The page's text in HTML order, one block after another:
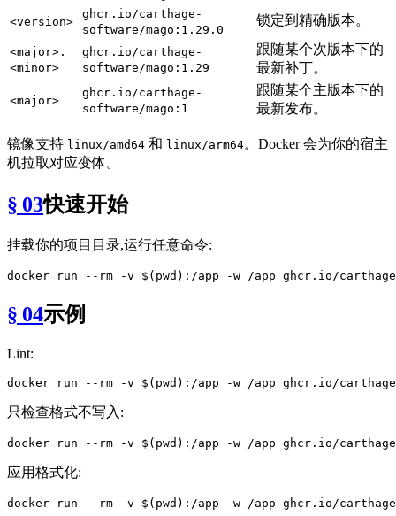
<version>
ghcr.io/carthage-
software/mago:1.29.0
锁定到精确版本。
<major>.
<minor>
ghcr.io/carthage-
software/mago:1.29
跟随某个次版本下的
最新补丁。
<major>
ghcr.io/carthage-
software/mago:1
跟随某个主版本下的
最新发布。
镜像支持 linux/amd64 和 linux/arm64。Docker 会为你的宿主
机拉取对应变体。
§ 03快速开始
挂载你的项目目录,运行任意命令:
docker run -- rm -v $( pwd
§ 04示例
Lint:
docker run -- rm -v $( pwd
只检查格式不写入:
docker run -- rm -v $( pwd ):/app -w /app ghcr.io/
应用格式化:
docker run -- rm -v $( pwd ):/app -w /app ghcr.io/